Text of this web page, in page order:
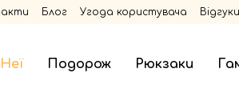
Блог Угода користувача Відгуки
Подорож Рюкзаки